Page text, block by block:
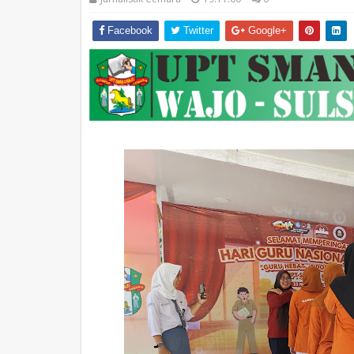
Facebook Twitter Google+